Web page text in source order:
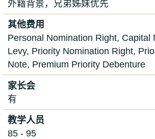
外籍背景，兄弟姊妹优先
其他费用
Personal Nomination Right, Capital
Levy, Priority Nomination Right,
Note, Premium Priority Debenture
家长会
有
教学人员
85 - 95